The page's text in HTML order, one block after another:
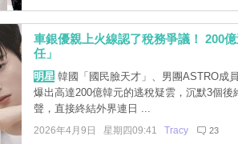
車銀優親上火線認了稅務爭議！ 200
任」
明星韓國「國民臉天才」、男團ASTRO成
爆出高達200億韓元的逃稅疑雲，沉默3個後
聲，直接終結外界連日 ...
2026年4月9日 星期四09:41 Tracy 23